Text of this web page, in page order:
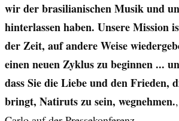
wir der brasilianischen Musik und
hinterlassen haben. Unsere Mission
der Zeit, auf andere Weise
einen neuen Zyklus zu beginnen ...
dass Sie die Liebe und den Frieden,
bringt, Natiruts zu sein, wegnehmen.